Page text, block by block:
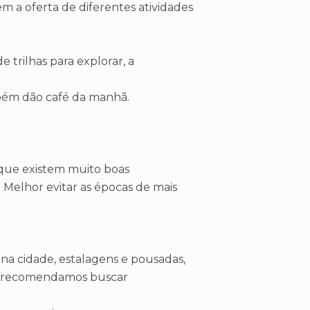
a oferta de diferentes atividades
trilhas para explorar, a
dão café da manhã.
existem muito boas
evitar as épocas de mais
cidade, estalagens e pousadas,
buscar